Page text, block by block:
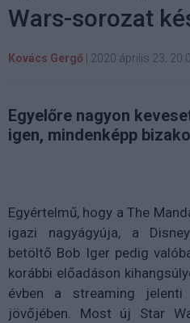
Wars-sorozat
Kovács Gergő 2020 április 23.
Egyelőre nagyon
igen, mindenképp
Egyértelmű, hogy a The
igazi nagyágyúja, a
betöltő Bob Iger pedig
korábbi előadáson
évben a streaming
jövőjében. Most új Star